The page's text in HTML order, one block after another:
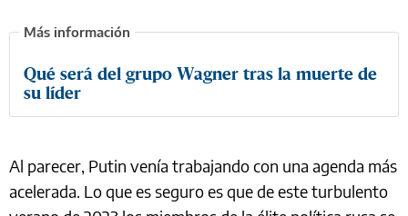
Qué será del grupo Wagner tras la muerte de
su líder
Al parecer, Putin venía trabajando con una agenda más
acelerada. Lo que es seguro es que de este turbulento